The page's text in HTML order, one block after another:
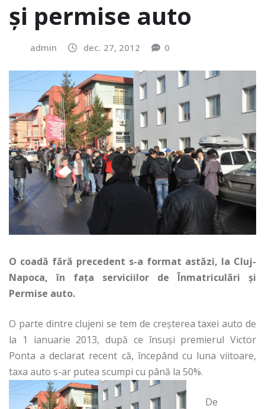
și permise auto
admin dec. 27, 2012 0
O coadă fără precedent s-a format astăzi, la Cluj-
Napoca, în fața serviciilor de Înmatriculări și
Permise auto.
O parte dintre clujeni se tem de creșterea taxei auto de
la 1 ianuarie 2013, după ce însuși premierul Victor
Ponta a declarat recent că, începând cu luna viitoare,
taxa auto s-ar putea scumpi cu până la 50%.
De